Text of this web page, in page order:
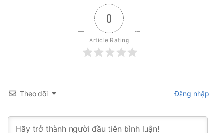
0
Article Rating
Theo dõi Đăng nhập